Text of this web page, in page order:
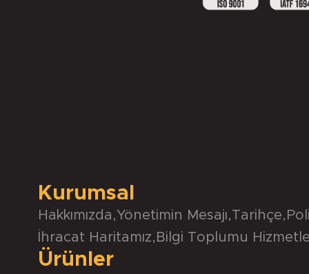
Kurumsal
Hakkımızda ,Yönetimin Mesajı,Tarihçe,
İhracat Haritamız, Bilgi Toplumu
Ürünler